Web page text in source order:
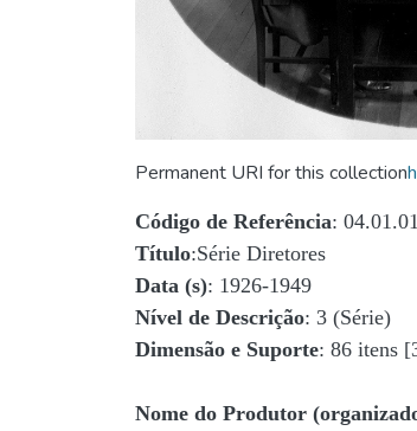
Permanent URI for this collection
Código de Referência:
Título:Série Diretores
Data (s): 1926-1949
Nível de Descrição: 3 (Série)
Dimensão e Suporte: 86 itens
Nome do Produtor